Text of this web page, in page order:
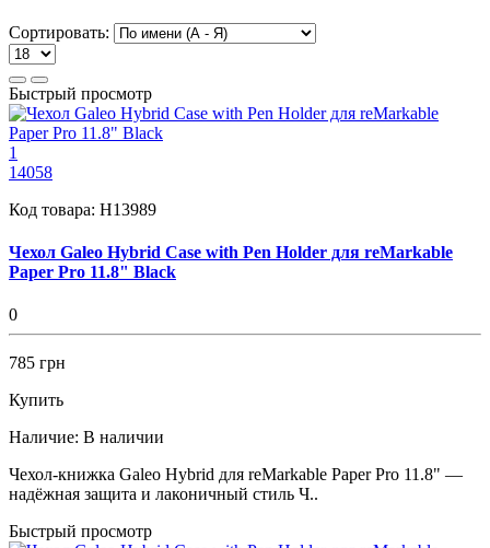
Сортировать:
Быстрый просмотр
1
14058
Код товара: H13989
Чехол Galeo Hybrid Case with Pen Holder для reMarkable
Paper Pro 11.8" Black
0
785 грн
Купить
Наличие: В наличии
Чехол-книжка Galeo Hybrid для reMarkable Paper Pro 11.8" —
надёжная защита и лаконичный стиль Ч..
Быстрый просмотр